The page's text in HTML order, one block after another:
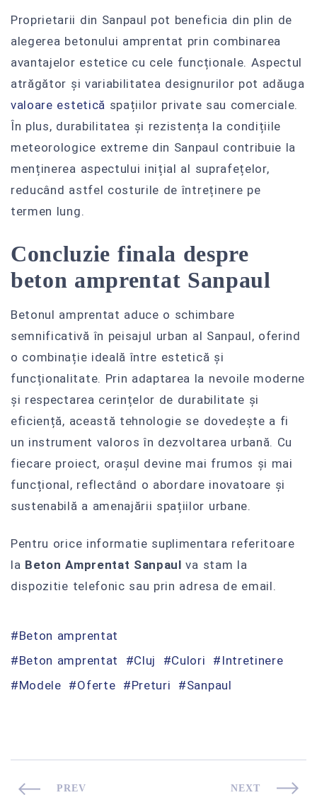
Proprietarii din Sanpaul pot beneficia din plin de
alegerea betonului amprentat prin combinarea
avantajelor estetice cu cele funcționale. Aspectul
atrăgător și variabilitatea designurilor pot adăuga
valoare estetică spațiilor private sau comerciale.
În plus, durabilitatea și rezistența la condițiile
meteorologice extreme din Sanpaul contribuie la
menținerea aspectului inițial al suprafețelor,
reducând astfel costurile de întreținere pe
termen lung.
Concluzie finala despre
beton amprentat Sanpaul
Betonul amprentat aduce o schimbare
semnificativă în peisajul urban al Sanpaul, oferind
o combinație ideală între estetică și
funcționalitate. Prin adaptarea la nevoile moderne
și respectarea cerințelor de durabilitate și
eficiență, această tehnologie se dovedește a fi
un instrument valoros în dezvoltarea urbană. Cu
fiecare proiect, orașul devine mai frumos și mai
funcțional, reflectând o abordare inovatoare și
sustenabilă a amenajării spațiilor urbane.
Pentru orice informatie suplimentara referitoare
la Beton Amprentat Sanpaul va stam la
dispozitie telefonic sau prin adresa de email.
Beton amprentat
Beton amprentat
Cluj Culori
Intretinere
Modele
Oferte Preturi Sanpaul
PREV NEXT